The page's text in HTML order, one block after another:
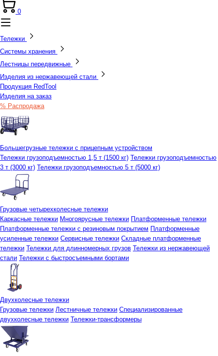
0
Тележки
Системы хранения
Лестницы передвижные
Изделия из нержавеющей стали
Продукция RedTool
Изделия на заказ
% Распродажа
Большегрузные тележки с прицепным устройством
Тележки грузоподъемностью 1,5 т (1500 кг) Тележки грузоподъемностью
3 т (3000 кг) Тележки грузоподъемностью 5 т (5000 кг)
Грузовые четырехколесные тележки
Каркасные тележки Многоярусные тележки Платформенные тележки
Платформенные тележки с резиновым покрытием Платформенные
усиленные тележки Сервисные тележки Складные платформенные
тележки Тележки для длинномерных грузов Тележки из нержавеющей
стали Тележки с быстросъемными бортами
Двухколесные тележки
Грузовые тележки Лестничные тележки Специализированные
двухколесные тележки Тележки-трансформеры